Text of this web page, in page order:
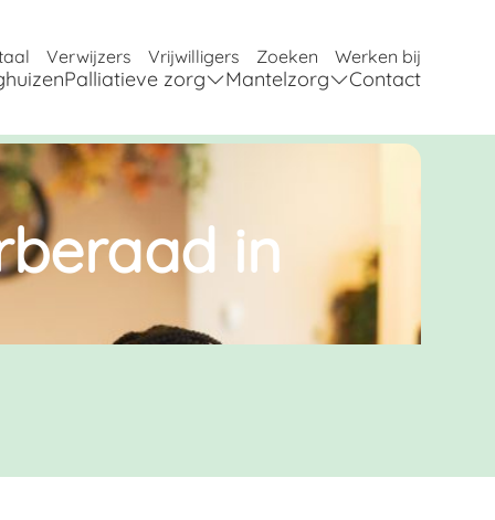
Verwijzers Vrijwilligers Zoeken Werken bij
Palliatieve zorg Mantelzorg Contact
in